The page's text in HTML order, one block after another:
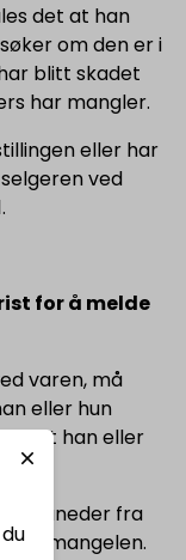
det at han
om den er i
blitt skadet
har mangler.
eller har
ved
for å melde
varen, må
eller hun
at han eller
måneder fra
mangelen.